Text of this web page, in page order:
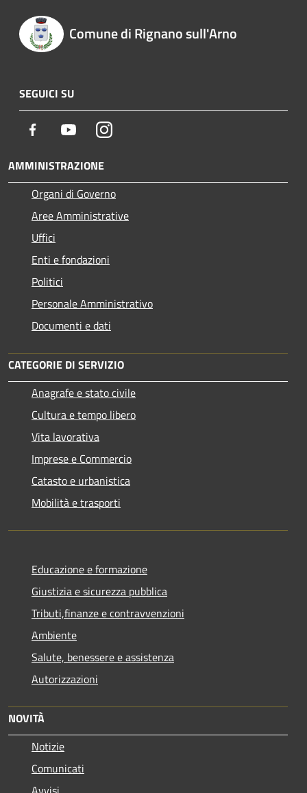
Comune di Rignano sull'Arno
SEGUICI SU
Facebook YoutubeInstagram
AMMINISTRAZIONE
Organi di Governo
Aree Amministrative
Uffici
Enti e fondazioni
Politici
Personale Amministrativo
Documenti e dati
CATEGORIE DI SERVIZIO
Anagrafe e stato civile
Cultura e tempo libero
Vita lavorativa
Imprese e Commercio
Catasto e urbanistica
Mobilità e trasporti
Educazione e formazione
Giustizia e sicurezza pubblica
Tributi,finanze e contravvenzioni
Ambiente
Salute, benessere e assistenza
Autorizzazioni
NOVITÀ
Notizie
Comunicati